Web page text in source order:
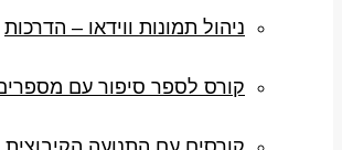
ניהול תמונות ווידאו – הדרכות
קורס לספר סיפור עם